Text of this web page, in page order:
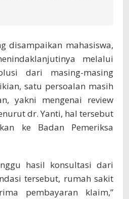
disampaikan mahasiswa,
melalui
dari masing-masing
satu persoalan masih
yakni mengenai review
dr. Yanti, hal tersebut
ke Badan Pemeriksa
hasil konsultasi dari
tersebut, rumah sakit
pembayaran klaim,”